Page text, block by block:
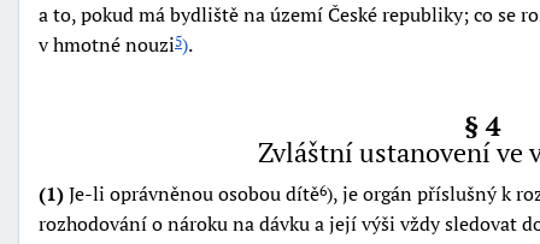
a to, pokud má bydliště na území České republiky; co se
v hmotné nouzi5).
§ 4
Zvláštní ustanovení ve
(1)Je-li oprávněnou osobou dítě6), je orgán příslušný k
rozhodování o nároku na dávku a její výši vždy sledovat